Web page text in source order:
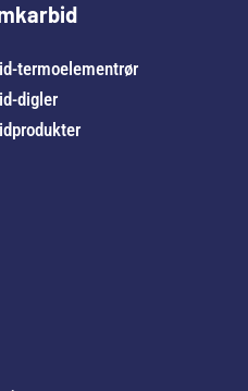
termoelementrør
digler